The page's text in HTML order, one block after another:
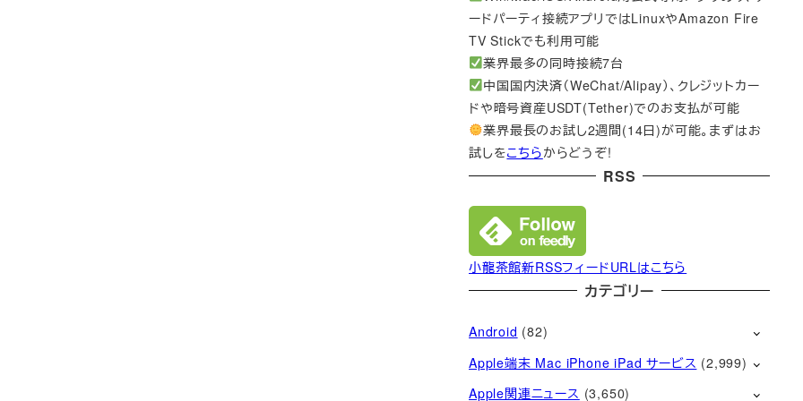
ードパーティ接続アプリではLinuxやAmazon Fire
TV Stickでも利用可能
業界最多の同時接続7台
中国国内決済（WeChat/Alipay）、クレジットカー
ドや暗号資産USDT(Tether)でのお支払が可能
業界最長のお試し2週間(14日)が可能。まずはお
試しをこちらからどうぞ!
RSS
小龍茶館新RSSフィードURLはこちら
カテゴリー
Android (82)
Apple端末 Mac iPhone iPad サービス (2,999)
Apple関連ニュース (3,650)